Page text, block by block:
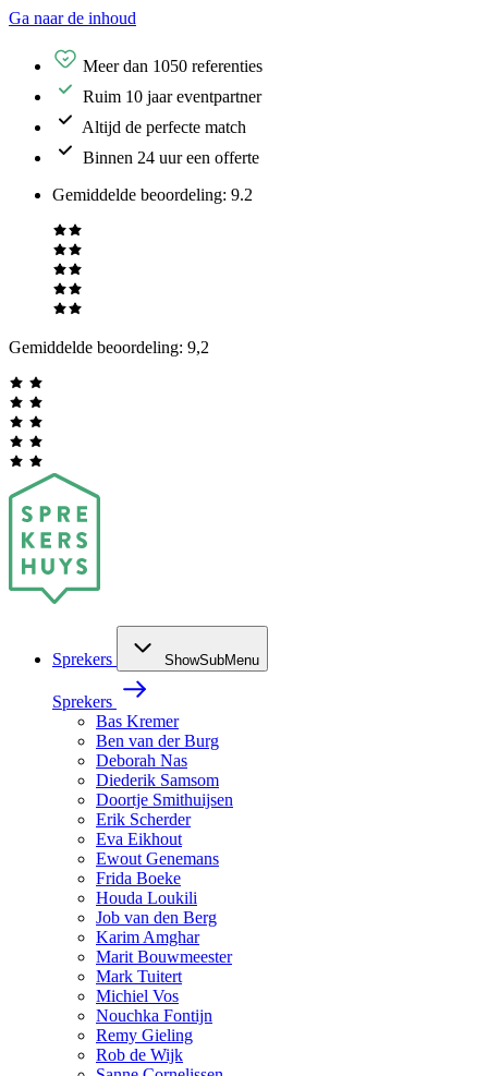
Ga naar de inhoud
Meer dan 1050 referenties
Ruim 10 jaar eventpartner
Altijd de perfecte match
Binnen 24 uur een offerte
Gemiddelde beoordeling: 9.2
Gemiddelde beoordeling: 9,2
Sprekers ShowSubMenu
Sprekers
Bas Kremer
Ben van der Burg
Deborah Nas
Diederik Samsom
Doortje Smithuijsen
Erik Scherder
Eva Eikhout
Ewout Genemans
Frida Boeke
Houda Loukili
Job van den Berg
Karim Amghar
Marit Bouwmeester
Mark Tuitert
Michiel Vos
Nouchka Fontijn
Remy Gieling
Rob de Wijk